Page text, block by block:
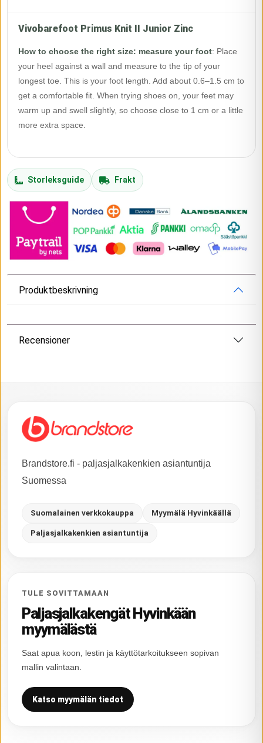
Vivobarefoot Primus Knit II Junior Zinc
How to choose the right size: measure your foot: Place
your heel against a wall and measure to the tip of your
longest toe. This is your foot length. Add about 0.6–1.5 cm to
get a comfortable fit. When trying shoes on, your feet may
warm up and swell slightly, so choose close to 1 cm or a little
more extra space.
Storleksguide Frakt
Produktbeskrivning
Recensioner
Brandstore.fi - paljasjalkakenkien asiantuntija
Suomessa
Suomalainen verkkokauppa Myymälä Hyvinkäällä
Paljasjalkakenkien asiantuntija
TULE SOVITTAMAAN
Paljasjalkakengät Hyvinkään
myymälästä
Saat apua koon, lestin ja käyttötarkoitukseen sopivan
mallin valintaan.
Katso myymälän tiedot